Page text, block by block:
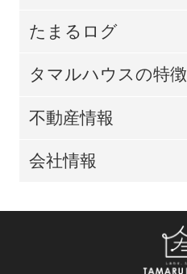
たまるログ
タマルハウスの特徴
不動産情報
会社情報